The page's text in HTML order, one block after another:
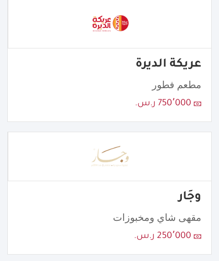
عريكة الديرة
مطعم فطور
750٬000 ر.س.
وجَار
مقهى شاي ومخبوزات
250٬000 ر.س.